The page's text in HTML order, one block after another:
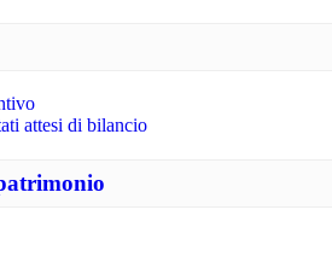
attesi di bilancio